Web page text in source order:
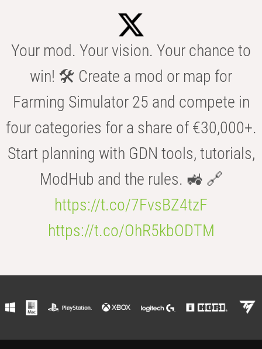
Your mod. Your vision. Your chance to
win! 🛠️ Create a mod or map for
Farming Simulator 25 and compete in
four categories for a share of €30,000+.
Start planning with GDN tools, tutorials,
ModHub and the rules. 🚜 🔗
https://t.co/7FvsBZ4tzF
https://t.co/OhR5kbODTM